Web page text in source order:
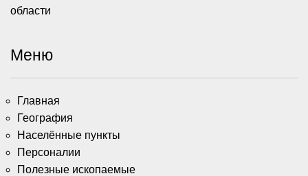
области
Меню
Главная
География
Населённые пункты
Персоналии
Полезные ископаемые